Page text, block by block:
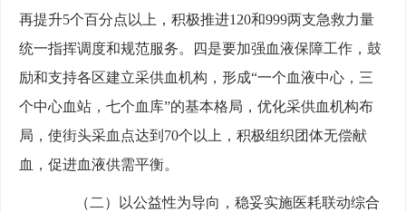
再提升5个百分点以上，积极推进120和999两支急救力量
统一指挥调度和规范服务。四是要加强血液保障工作，鼓
励和支持各区建立采供血机构，形成“一个血液中心，三
个中心血站，七个血库”的基本格局，优化采供血机构布
局，使街头采血点达到70个以上，积极组织团体无偿献
血，促进血液供需平衡。
（二）以公益性为导向，稳妥实施医耗联动综合